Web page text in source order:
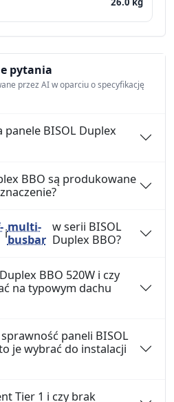
pytania
przez AI w oparciu o specyfikację
panele BISOL Duplex
BBO są produkowane
imulti-
busbar
w serii BISOL
Duplex BBO?
BBO 520W i czy
na typowym dachu
paneli BISOL
je wybrać do instalacji
Tier 1 i czy brak